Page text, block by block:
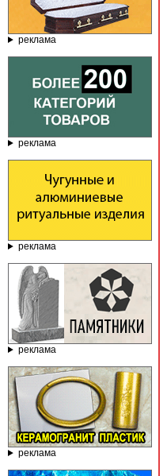
реклама
реклама
реклама
реклама
реклама